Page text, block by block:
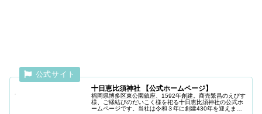
十日恵比須神社 【公式ホームページ】
福岡県博多区東公園鎮座、1592年創建。商売繁昌のえびす
様、ご縁結びのだいこく様を祀る十日恵比須神社の公式ホ
ームページです。当社は令和３年に創建430年を迎えまし